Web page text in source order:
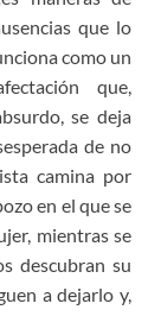
que lo
como un
que,
se deja
de no
camina por
en el que se
mientras se
descubran su
a dejarlo y,